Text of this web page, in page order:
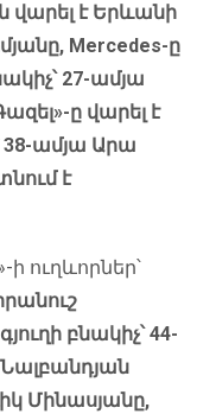
վարել է Երևանի
Mercedes-ը
27-ամյա
ը վարել է
38-ամյա Արա
է
ուղևորներ՝
բնակիչ՝ 44-
Մինասյանը,